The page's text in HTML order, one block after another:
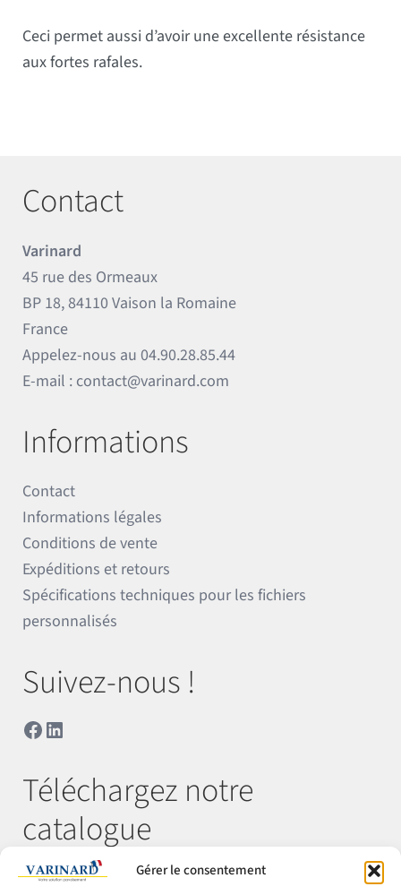
Gérer le consentement
Ceci permet aussi d’avoir une excellente résistance
aux fortes rafales.
Contact
Varinard
45 rue des Ormeaux
BP 18, 84110 Vaison la Romaine
France
Appelez-nous au04.90.28.85.44
E-mail : contact@varinard.com
Informations
Contact
Informations légales
Conditions de vente
Expéditions et retours
Spécifications techniques pour les fichiers
personnalisés
Suivez-nous !
Facebook
LinkedIn
Téléchargez notre
catalogue